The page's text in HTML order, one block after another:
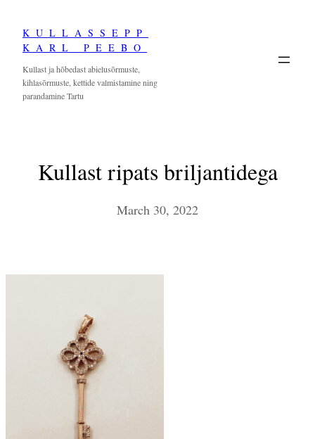
content
KULLASSEPP
KARL PEEBO
Kullast ja hõbedast abielusõrmuste,
kihlasõrmuste, kettide valmistamine ning
parandamine Tartu
Kullast ripats briljantidega
March 30, 2022